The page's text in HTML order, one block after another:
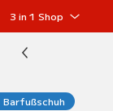
3 in 1 Shop
Barfußschuh